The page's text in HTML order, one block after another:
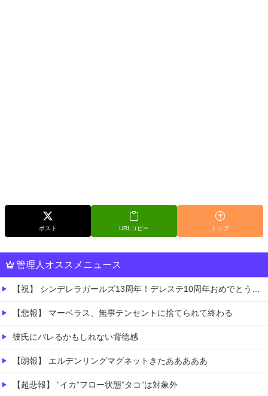
ポスト URLコピー トップ
管理人オススメニュース
【祝】 シンデレラガールズ13周年！デレステ10周年おめでとう！ガチャ更新SSR八神マキノ・イベントSRイヴ、SR望月聖！
【悲報】 マーベラス、無事テンセントに捨てられて終わる
彼氏にバレるかもしれない背徳感
【朗報】 エルデンリングマグネットきたあああああ
【超悲報】 ”イカ”フロー状態”タコ”は対象外